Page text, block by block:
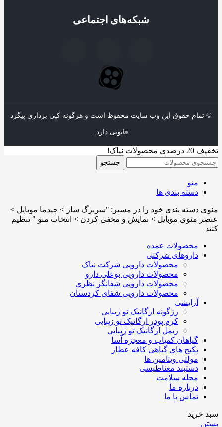
شبکه‌های اجتماعی
© تمام حقوق این وب سایت محفوظ است و هرگونه کپی برداری پیگرد
قانونی دارد.
تخفیف 20 درصدی محصولات نیاک!
جستجو
منو
دسته بندی ها
منوی دسته بندی خود را در مسیر: "سربرگ ساز > چیدما موبایل >
عنصر منوی موبایل > نمایش و مخفی کردن > انتخاب منو " تنظیم
کنید
محصولات عمده
داروهای شرکتی
محصولات دارویی شرکت نیاک
محصولات دارویی بوعلی دارو
محصولات دارویی شفانگر نظری
محصولات دارویی شفای کردستان
آرایشی
رژگونه ارگانیک تو زیبایی
کرم پودر ارگانیک تو زیبایی
ریمل ارگانیک تو زیبایی
گیاهان کمیاب و معجزه آسا
پکیج های گیاهی کافه عطار
مولتی ویتامین ها
دستبند مغناطیسی
مجله سلامت
درباره ما
تماس با ما
سبد خرید
بستن